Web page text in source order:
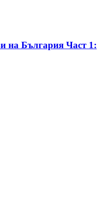
на България Част 1: